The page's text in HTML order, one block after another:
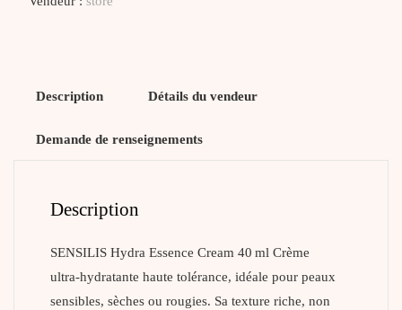
Description Détails du vendeur
Demande de renseignements
Description
SENSILIS Hydra Essence Cream 40 ml Crème
ultra‑hydratante haute tolérance, idéale pour peaux
sensibles, sèches ou rougies. Sa texture riche, non